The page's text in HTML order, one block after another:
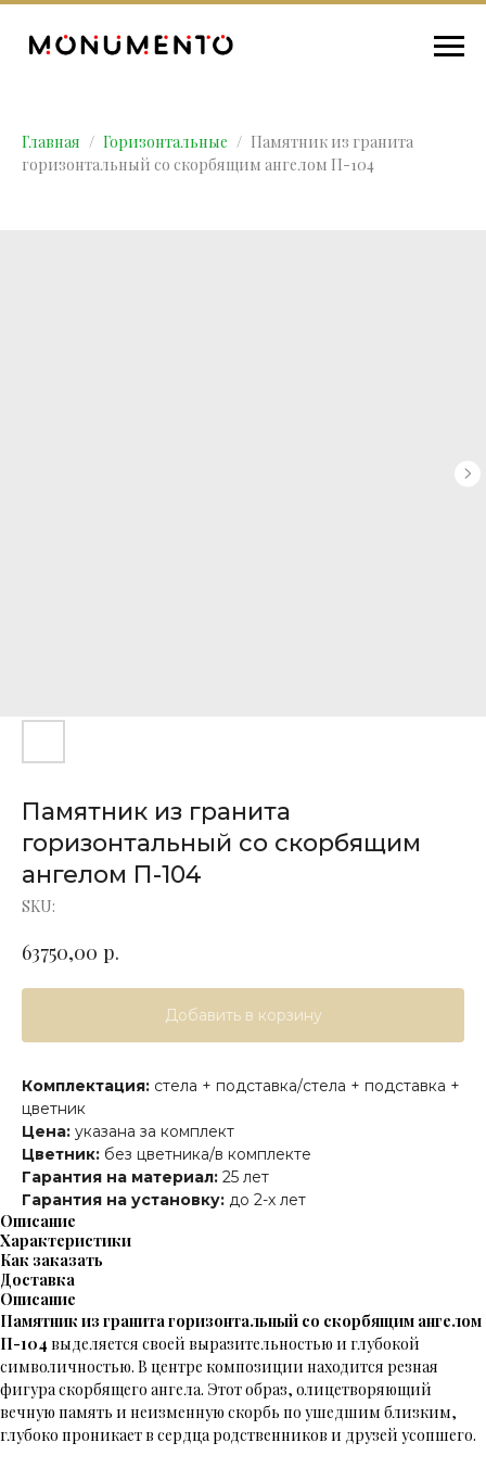
Главная Горизонтальные
Памятник из гранита
горизонтальный со скорбящим ангелом П-104
Памятник из гранита
горизонтальный со скорбящим
ангелом П-104
SKU:
63750,00 р.
Добавить в корзину
Комплектация: стела + подставка/стела + подставка +
цветник
Цена: указана за комплект
Цветник: без цветника/в комплекте
Гарантия на материал: 25 лет
Гарантия на установку: до 2-х лет
Описание
Характеристики
Как заказать
Доставка
Описание
Памятник из гранита горизонтальный со скорбящим ангелом
П-104 выделяется своей выразительностью и глубокой
символичностью. В центре композиции находится резная
фигура скорбящего ангела. Этот образ, олицетворяющий
вечную память и неизменную скорбь по ушедшим близким,
глубоко проникает в сердца родственников и друзей усопшего.